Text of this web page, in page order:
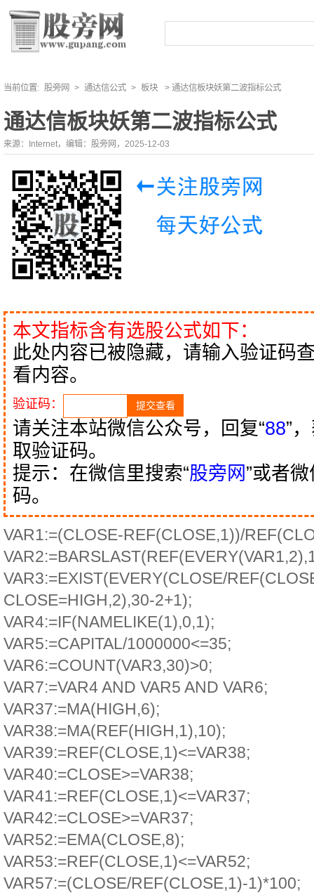
当前位置: 股旁网 > 通达信公式 > 板块 > 通达信板块妖第二波指标公式
通达信板块妖第二波指标公式
来源：Internet，编辑：股旁网，2025-12-03
本文指标含有选股公式如下：
此处内容已被隐藏，请输入验证码
看内容。
验证码：
请关注本站微信公众号，回复“88”
取验证码。
提示：在微信里搜索“股旁网 ”或者
码。
VAR1:=(CLOSE-REF(CLOSE,1))/
VAR3:=EXIST(EVERY(CLOSE/
CLOSE=HIGH,2),30-2+1);
VAR4:=IF(NAMELIKE(1),0,1);
VAR5:=CAPITAL/1000000<=35;
VAR6:=COUNT(VAR3,30)>0;
VAR7:=VAR4 AND VAR5 AND VAR6;
VAR37:=MA(HIGH,6);
VAR38:=MA(REF(HIGH,1),10);
VAR39:=REF(CLOSE,1)<=VAR38;
VAR40:=CLOSE>=VAR38;
VAR41:=REF(CLOSE,1)<=VAR37;
VAR42:=CLOSE>=VAR37;
VAR52:=EMA(CLOSE,8);
VAR53:=REF(CLOSE,1)<=VAR52;
VAR57:=(CLOSE/REF(CLOSE,1)-1)*100;